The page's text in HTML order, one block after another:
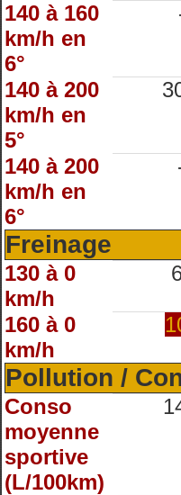
140 à 160
km/h en
6°
140 à 200
km/h en
5°
140 à 200
km/h en
6°
Freinage
130 à 0
km/h
160 à 0
km/h
Pollution /
Conso
moyenne
sportive
(L/100km)